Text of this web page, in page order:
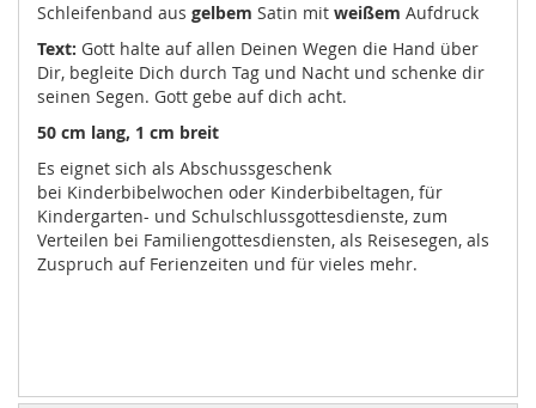
Schleifenband aus gelbem Satin mit weißem Aufdruck
Text: Gott halte auf allen Deinen Wegen die Hand über
Dir, begleite Dich durch Tag und Nacht und schenke dir
seinen Segen. Gott gebe auf dich acht.
50 cm lang, 1 cm breit
Es eignet sich als Abschussgeschenk
bei Kinderbibelwochen oder Kinderbibeltagen, für
Kindergarten- und Schulschlussgottesdienste, zum
Verteilen bei Familiengottesdiensten, als Reisesegen, als
Zuspruch auf Ferienzeiten und für vieles mehr.